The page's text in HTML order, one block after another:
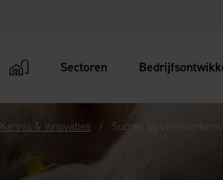
Sectoren
Kennis & innovaties Succes bij